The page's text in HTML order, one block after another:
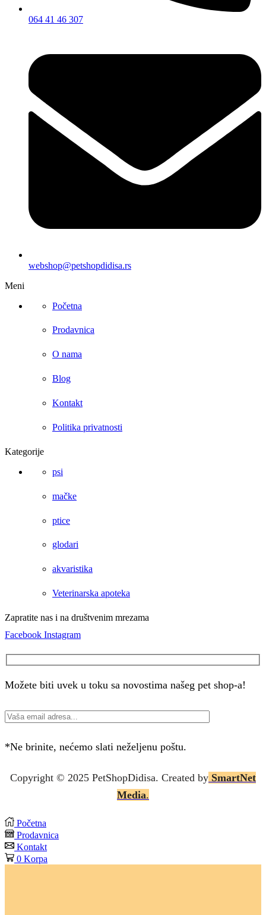
064 41 46 307
webshop@petshopdidisa.rs
Meni
Početna
Prodavnica
O nama
Blog
Kontakt
Politika privatnosti
Kategorije
psi
mačke
ptice
glodari
akvaristika
Veterinarska apoteka
Zapratite nas i na društvenim mrezama
Facebook Instagram
Možete biti uvek u toku sa novostima našeg pet shop-a!
*Ne brinite, nećemo slati neželjenu poštu.
Copyright © 2025 PetShopDidisa. Created by SmartNet
Media.
Početna
Prodavnica
Kontakt
0 Korpa